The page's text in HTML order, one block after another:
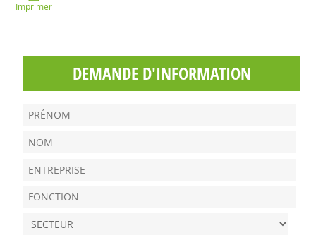
Imprimer
DEMANDE D'INFORMATION